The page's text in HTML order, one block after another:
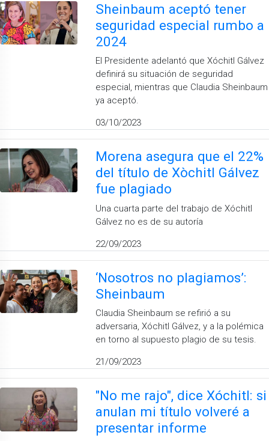
Sheinbaum aceptó tener
seguridad especial rumbo a
2024
El Presidente adelantó que Xóchitl Gálvez
definirá su situación de seguridad
especial, mientras que Claudia Sheinbaum
ya aceptó.
03/10/2023
Morena asegura que el 22%
del título de Xòchitl Gálvez
fue plagiado
Una cuarta parte del trabajo de Xóchitl
Gálvez no es de su autoría
22/09/2023
‘Nosotros no plagiamos’:
Sheinbaum
Claudia Sheinbaum se refirió a su
adversaria, Xóchitl Gálvez, y a la polémica
en torno al supuesto plagio de su tesis.
21/09/2023
"No me rajo", dice Xóchitl: si
anulan mi título volveré a
presentar informe